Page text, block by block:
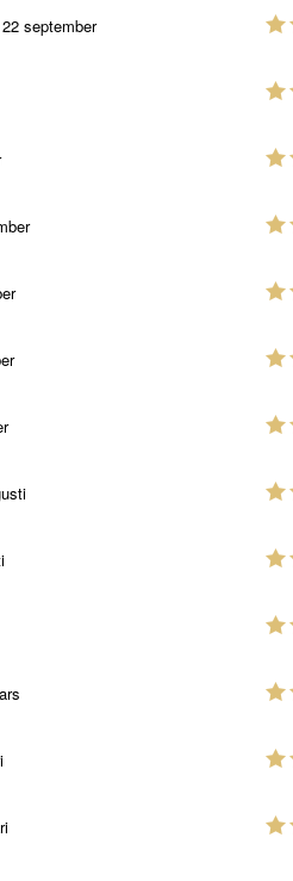
september